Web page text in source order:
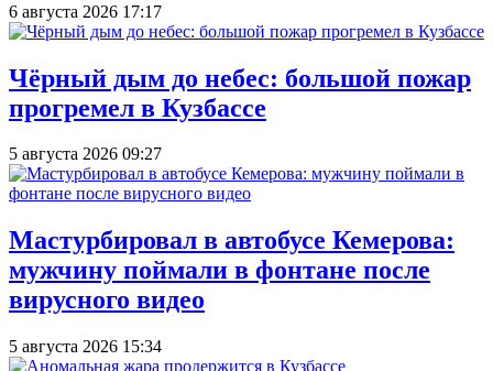
6 августа 2026 17:17
Чёрный дым до небес: большой пожар
прогремел в Кузбассе
5 августа 2026 09:27
Мастурбировал в автобусе Кемерова:
мужчину поймали в фонтане после
вирусного видео
5 августа 2026 15:34